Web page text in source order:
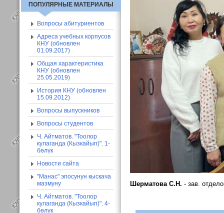
Шерматова С.Н. - зав.
ПОПУЛЯРНЫЕ МАТЕРИАЛЫ
Вопросы абитуриентов
Адреса учебных корпусов
КНУ (обновлен
01.09.2017)
Общая характеристика
КНУ (обновлен
25.05.2019)
История КНУ (обновлен
15.09.2012)
Вопросы выпускников
Вопросы студентов
Ч. Айтматов. "Тоолор
кулаганда (Кызкайып)". 1-
бөлүк
Новости сайта
"Манас" эпосунун кыскача
мазмуну
Ч. Айтматов. "Тоолор
кулаганда (Кызкайып)". 4-
бөлүк